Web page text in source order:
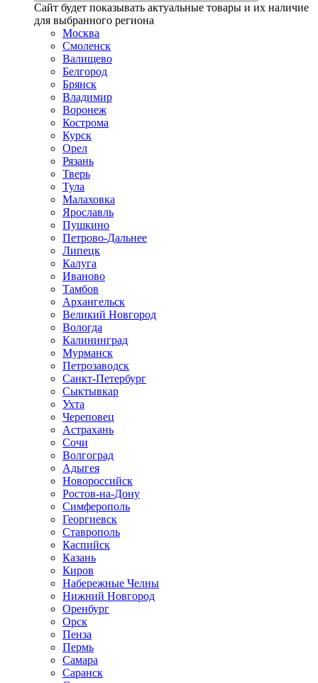
Сайт будет показывать актуальные товары и их наличие
для выбранного региона
Москва
Смоленск
Валищево
Белгород
Брянск
Владимир
Воронеж
Кострома
Курск
Орел
Рязань
Тверь
Тула
Малаховка
Ярославль
Пушкино
Петрово-Дальнее
Липецк
Калуга
Иваново
Тамбов
Архангельск
Великий Новгород
Вологда
Калининград
Мурманск
Петрозаводск
Санкт-Петербург
Сыктывкар
Ухта
Череповец
Астрахань
Сочи
Волгоград
Адыгея
Новороссийск
Ростов-на-Дону
Симферополь
Георгиевск
Ставрополь
Каспийск
Казань
Киров
Набережные Челны
Нижний Новгород
Оренбург
Орск
Пенза
Пермь
Самара
Саранск